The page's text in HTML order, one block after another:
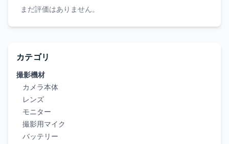
まだ評価はありません。
カテゴリ
撮影機材
カメラ本体
レンズ
モニター
撮影用マイク
バッテリー